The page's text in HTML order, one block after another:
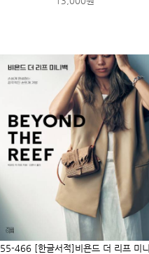
55-466 [한글서적]비욘드 더 리프 미